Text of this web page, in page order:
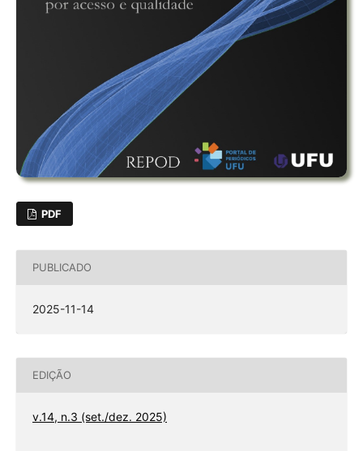
PDF
PUBLICADO
2025-11-14
EDIÇÃO
v.14, n.3 (set./dez. 2025)